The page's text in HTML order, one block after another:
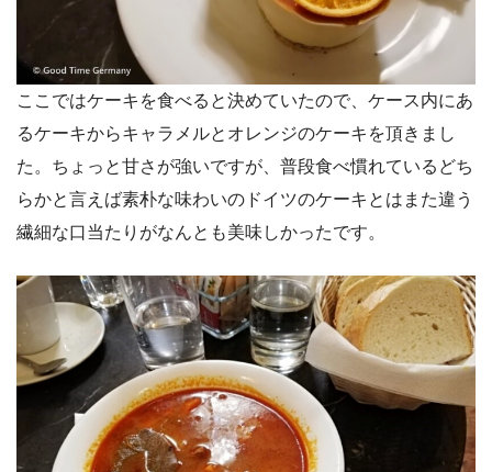
ここではケーキを食べると決めていたので、ケース内にあ
るケーキからキャラメルとオレンジのケーキを頂きまし
た。ちょっと甘さが強いですが、普段食べ慣れているどち
らかと言えば素朴な味わいのドイツのケーキとはまた違う
繊細な口当たりがなんとも美味しかったです。